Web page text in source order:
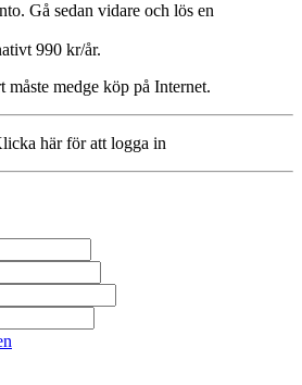
Gå sedan vidare och lös en
990 kr/år.
måste medge köp på Internet.
här för att logga in